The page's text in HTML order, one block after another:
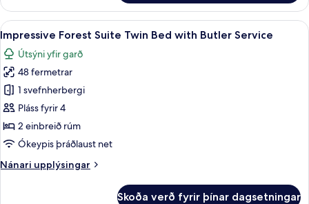
(Heavenly
Pool
Villa
with
Butler)
Skoða
allar
myndir
fyrir
Impressive
Forest
Suite
Twin
with
Impressive Forest Suite Twin Bed
5
Impressive Forest Suite Twin Bed with Butler Service
Útsýni yfir garð
48 fermetrar
1 svefnherbergi
Pláss fyrir 4
2 einbreið rúm
Ókeypis þráðlaust net
Nánari upplýsingar
Nánari
Skoða verð fyrir þínar dagsetningar